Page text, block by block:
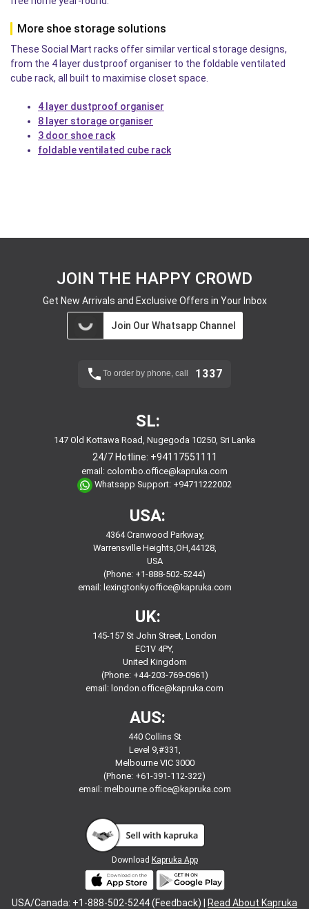
More shoe storage solutions
These Social Mart racks offer similar vertical storage designs,
from the 4 layer dustproof organiser to the foldable ventilated
cube rack, all built to maximise closet space.
4 layer dustproof organiser
8 layer storage organiser
3 door shoe rack
foldable ventilated cube rack
JOIN THE HAPPY CROWD
Get New Arrivals and Exclusive Offers in Your Inbox
Join Our Whatsapp Channel
To order by phone, call 1337
SL:
147 Old Kottawa Road, Nugegoda 10250, Sri Lanka
24/7 Hotline: +94117551111
email: colombo.office@kapruka.com
Whatsapp Support: +94711222002
USA:
4364 Cranwood Parkway,
Warrensville Heights,OH,44128,
USA
(Phone: +1-888-502-5244)
email: lexingtonky.office@kapruka.com
UK:
145-157 St John Street, London
EC1V 4PY,
United Kingdom
(Phone: +44-203-769-0961)
email: london.office@kapruka.com
AUS:
440 Collins St
Level 9,#331,
Melbourne VIC 3000
(Phone: +61-391-112-322)
email: melbourne.office@kapruka.com
Download Kapruka App
USA/Canada: +1-888-502-5244 (Feedback) | Read About Kapruka